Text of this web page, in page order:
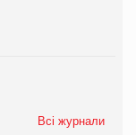
Всі журнали